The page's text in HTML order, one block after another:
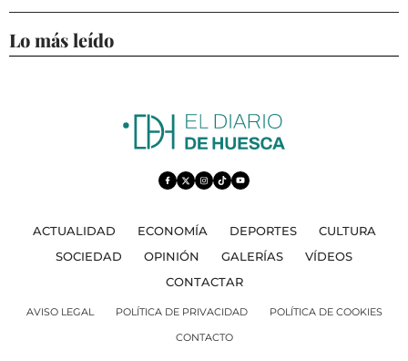
Lo más leído
ACTUALIDAD ECONOMÍA DEPORTES
CULTURA
SOCIEDAD
OPINIÓN GALERÍAS
VÍDEOS
CONTACTAR
AVISO LEGAL POLÍTICA DE PRIVACIDAD
POLÍTICA DE COOKIES
CONTACTO